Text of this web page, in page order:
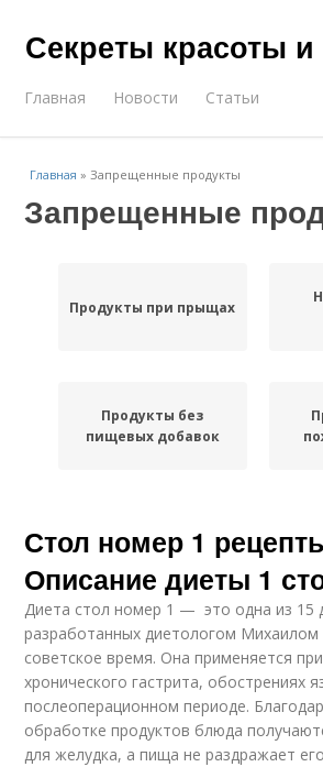
Секреты красоты
Главная Новости Статьи
Главная »Запрещенные продукты
Запрещенные
Продукты при прыщах
Продукты без
пищевых добавок
повышенном
Продукты при диете
Стол номер 1
Описание диеты 1
Диета стол номер 1 — это одна из 15
разработанных диетологом
советское время. Она применяется
хронического гастрита, обострениях
послеоперационном периоде.
обработке продуктов блюда
для желудка, а пища не раздражает